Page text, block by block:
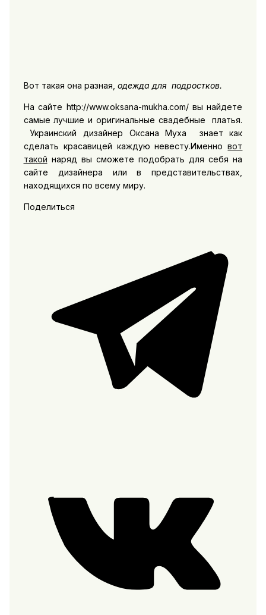
Вот такая она разная, одежда для подростков.
На сайте http://www.oksana-mukha.com/ вы найдете
самые лучшие и оригинальные свадебные платья.
Украинский дизайнер Оксана Муха знает как
сделать красавицей каждую невесту.Именновот
такой наряд вы сможете подобрать для себя на
сайте дизайнера или в представительствах,
находящихся по всему миру.
Поделиться